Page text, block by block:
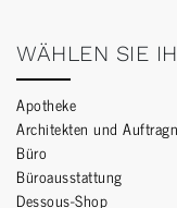
WÄHLEN SIE
Apotheke
Architekten und
Büro
Büroausstattung
Dessous-Shop